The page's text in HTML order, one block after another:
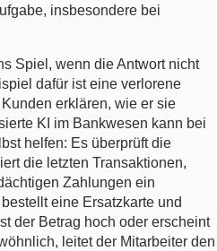
insbesondere bei
Spiel, wenn die Antwort nicht
dafür ist eine verlorene
erklären, wie er sie
KI im Bankwesen kann bei
helfen: Es überprüft die
die letzten Transaktionen,
Zahlungen ein
eine Ersatzkarte und
der Betrag hoch oder erscheint
leitet der Mitarbeiter den